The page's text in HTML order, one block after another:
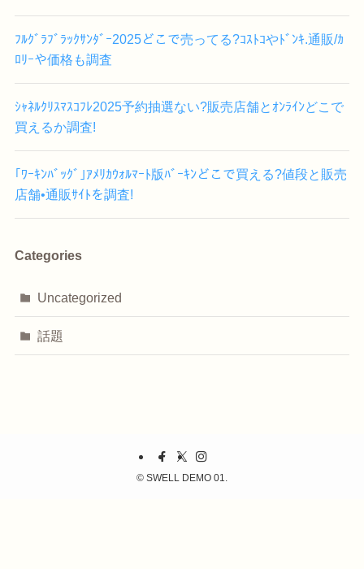
ﾌﾙｸﾞﾗﾌﾞﾗｯｸｻﾝﾀﾞｰ2025どこで売ってる?ｺｽﾄｺやﾄﾞﾝｷ.通販/ｶ
ﾛﾘｰや価格も調査
ｼｬﾈﾙｸﾘｽﾏｽｺﾌﾚ2025予約抽選ない?販売店舗とｵﾝﾗｲﾝどこで
買えるか調査!
｢ﾜｰｷﾝﾊﾞｯｸﾞ｣ｱﾒﾘｶｳｫﾙﾏｰﾄ版ﾊﾞｰｷﾝどこで買える?値段と販売
店舗•通販ｻｲﾄを調査!
Categories
Uncategorized
話題
© SWELL DEMO 01.